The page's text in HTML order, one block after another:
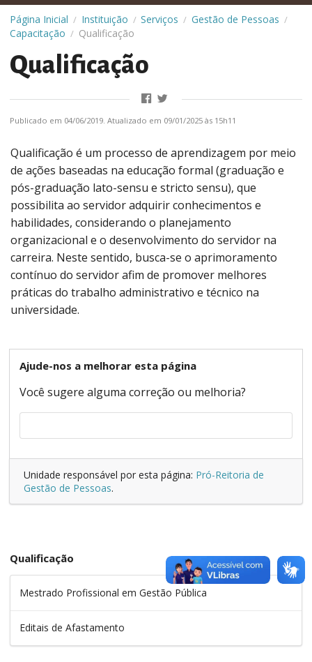
Página Inicial / Instituição / Serviços / Gestão de Pessoas /
Capacitação / Qualificação
Qualificação
Publicado em 04/06/2019. Atualizado em 09/01/2025 às 15h11
Qualificação é um processo de aprendizagem por meio
de ações baseadas na educação formal (graduação e
pós-graduação lato-sensu e stricto sensu), que
possibilita ao servidor adquirir conhecimentos e
habilidades, considerando o planejamento
organizacional e o desenvolvimento do servidor na
carreira. Neste sentido, busca-se o aprimoramento
contínuo do servidor afim de promover melhores
práticas do trabalho administrativo e técnico na
universidade.
Ajude-nos a melhorar esta página
Você sugere alguma correção ou melhoria?
Unidade responsável por esta página: Pró-Reitoria de
Gestão de Pessoas.
Qualificação
Mestrado Profissional em Gestão Pública
Editais de Afastamento